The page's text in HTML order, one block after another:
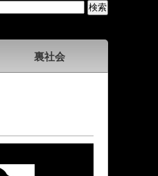
裏社会